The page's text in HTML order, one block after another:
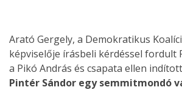
Arató Gergely, a Demokratikus
képviselője írásbeli kérdéssel fordult
a Pikó András és csapata ellen
Pintér Sándor egy semmitmondó